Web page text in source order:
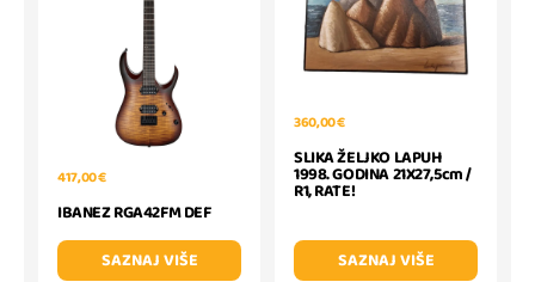
417,00 €
IBANEZ RGA42FM DEF
SAZNAJ VIŠE
360,00 €
SLIKA ŽELJKO LAPUH
1998. GODINA 21X27,5cm /
R1, RATE!
SAZNAJ VIŠE